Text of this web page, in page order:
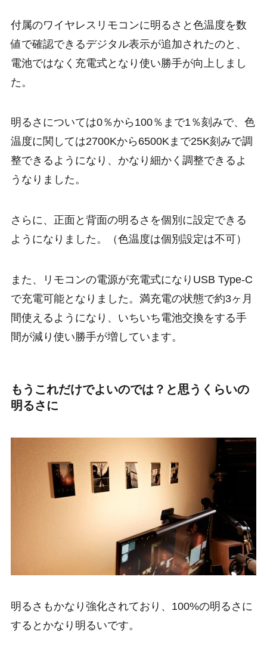
付属のワイヤレスリモコンに明るさと色温度を数
値で確認できるデジタル表示が追加されたのと、
電池ではなく充電式となり使い勝手が向上しまし
た。
明るさについては0％から100％まで1％刻みで、色
温度に関しては2700Kから6500Kまで25K刻みで調
整できるようになり、かなり細かく調整できるよ
うなりました。
さらに、正面と背面の明るさを個別に設定できる
ようになりました。（色温度は個別設定は不可）
また、リモコンの電源が充電式になりUSB Type-C
で充電可能となりました。満充電の状態で約3ヶ月
間使えるようになり、いちいち電池交換をする手
間が減り使い勝手が増しています。
もうこれだけでよいのでは？と思うくらいの
明るさに
明るさもかなり強化されており、100%の明るさに
するとかなり明るいです。